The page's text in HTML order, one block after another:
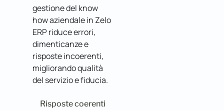
gestione del know
how aziendale in Zelo
ERP riduce errori,
dimenticanze e
risposte incoerenti,
migliorando qualità
del servizio e fiducia.
Risposte coerenti